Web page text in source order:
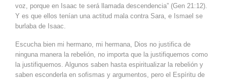
voz, porque en Isaac te será llamada descendencia” (Gen 21:12).
Y es que ellos tenían una actitud mala contra Sara, e Ismael se
burlaba de Isaac.
Escucha bien mi hermano, mi hermana, Dios no justifica de
ninguna manera la rebelión, no importa que la justifiquemos como
la justifiquemos. Algunos saben hasta espiritualizar la rebelión y
saben esconderla en sofismas y argumentos, pero el Espíritu de